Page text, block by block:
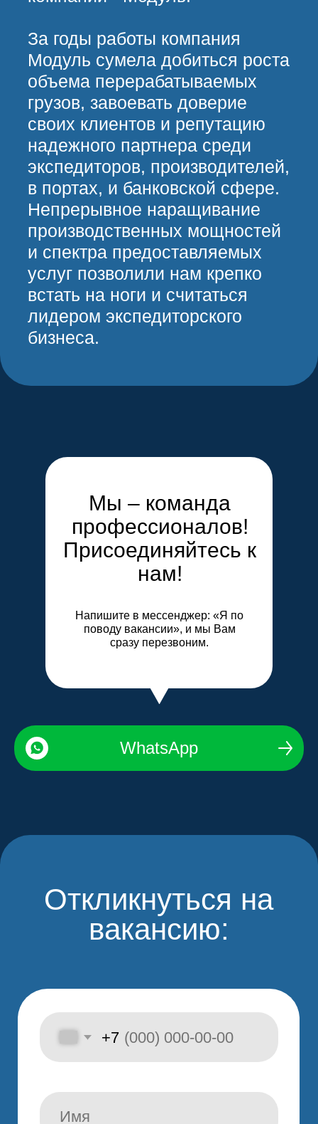
Мы – команда
профессионалов!
Присоединяйтесь к
нам!
Напишите в мессенджер: «Я по
поводу вакансии», и мы Вам
сразу перезвоним.
WhatsApp
+7
ЗАПОЛНИТЕ ДОПОЛНИТЕЛЬНЫЕ
НА ТРУДОУСТРОЙСТВО:
ОТКЛИКНУТЬСЯ
*Отправляя данные, Вы
Политикой
Санкт-Петербург, 7-й
Предпортовый проезд, 2
hr
Откликнуться на
вакансию: